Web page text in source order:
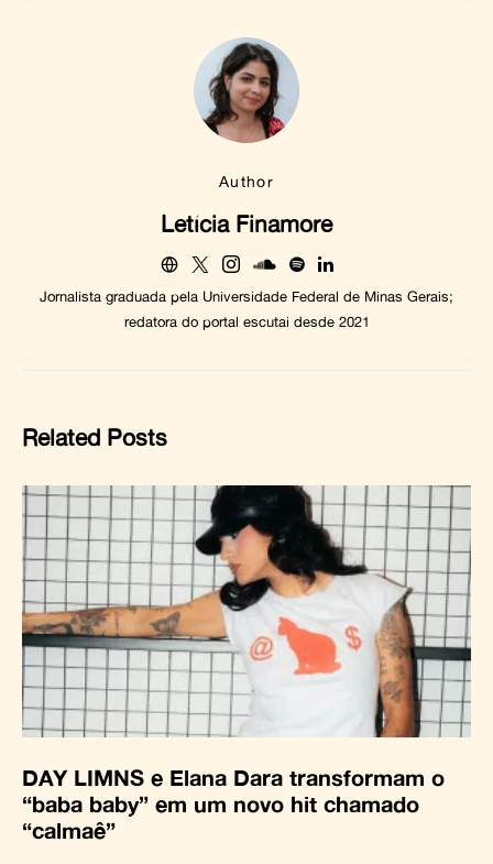
Author
Letícia Finamore
Jornalista graduada pela Universidade Federal de Minas Gerais;
redatora do portal escutai desde 2021
Related Posts
DAY LIMNS e Elana Dara transformam o
“baba baby” em um novo hit chamado
“calmaê”